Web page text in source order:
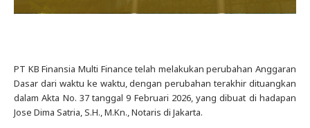
PT KB Finansia Multi Finance telah melakukan perubahan Anggaran
Dasar dari waktu ke waktu, dengan perubahan terakhir dituangkan
dalam Akta No. 37 tanggal 9 Februari 2026, yang dibuat di hadapan
Jose Dima Satria, S.H., M.Kn., Notaris di Jakarta.